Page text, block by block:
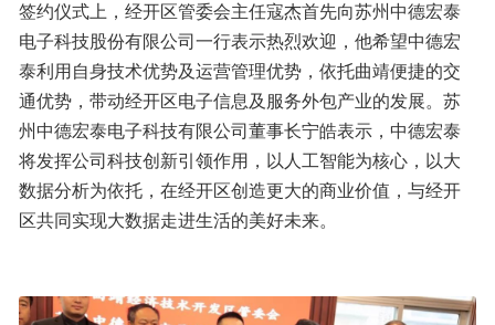
签约仪式上，经开区管委会主任寇杰首先向苏州中德宏泰
电子科技股份有限公司一行表示热烈欢迎，他希望中德宏
泰利用自身技术优势及运营管理优势，依托曲靖便捷的交
通优势，带动经开区电子信息及服务外包产业的发展。苏
州中德宏泰电子科技有限公司董事长宁皓表示，中德宏泰
将发挥公司科技创新引领作用，以人工智能为核心，以大
数据分析为依托，在经开区创造更大的商业价值，与经开
区共同实现大数据走进生活的美好未来。